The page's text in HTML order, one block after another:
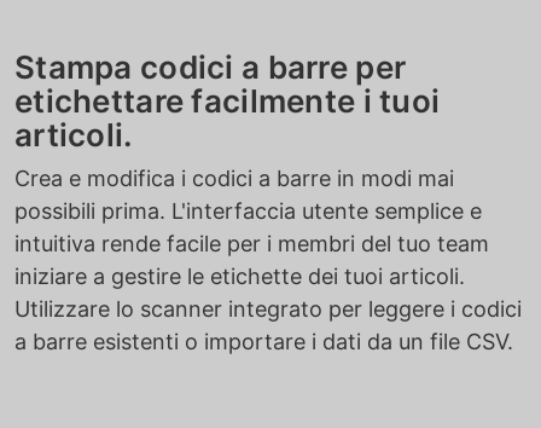
Stampa codici a barre per
etichettare facilmente i tuoi
articoli.
Crea e modifica i codici a barre in modi mai
possibili prima. L'interfaccia utente semplice e
intuitiva rende facile per i membri del tuo team
iniziare a gestire le etichette dei tuoi articoli.
Utilizzare lo scanner integrato per leggere i codici
a barre esistenti o importare i dati da un file CSV.